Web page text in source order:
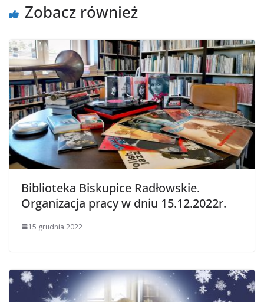
Zobacz również
Biblioteka Biskupice Radłowskie.
Organizacja pracy w dniu 15.12.2022r.
15 grudnia 2022